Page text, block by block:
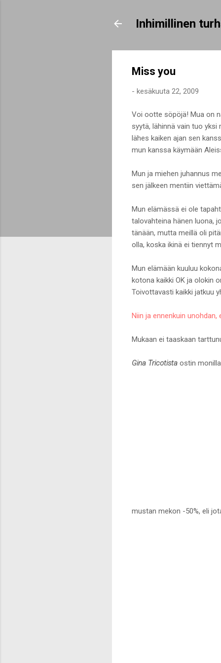
Inhimillinen
Miss you
- kesäkuuta 22, 2009
Voi ootte söpöjä! Mua on
syytä, lähinnä vain tuo
lähes kaiken ajan sen
mun kanssa käymään
Mun ja miehen juhannus
sen jälkeen mentiin
Mun elämässä ei ole
talovahteina hänen luona,
tänään, mutta meillä oli
olla, koska ikinä ei tiennyt
Mun elämään kuuluu
kotona kaikki OK ja olokin
Toivottavasti kaikki jatkuu
Niin ja ennenkuin
Mukaan ei taaskaan
Gina Tricotista ostin
mustan mekon -50%, eli